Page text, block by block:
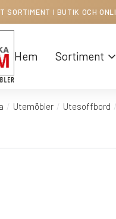
SORTIMENT I BUTIK OCH
Hem Sortiment
Utemöbler Utesoffbord